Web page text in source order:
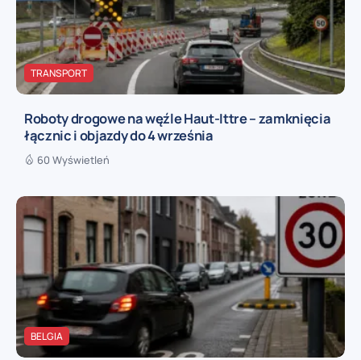
TRANSPORT
Roboty drogowe na węźle Haut-Ittre – zamknięcia
łącznic i objazdy do 4 września
60 Wyświetleń
BELGIA